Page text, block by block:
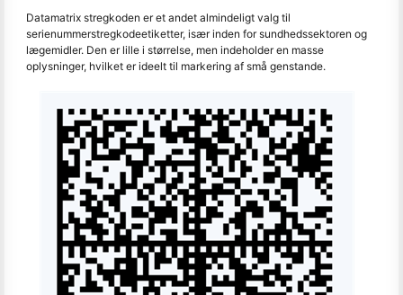
Datamatrix stregkoden er et andet almindeligt valg til
serienummerstregkodeetiketter, især inden for sundhedssektoren og
lægemidler. Den er lille i størrelse, men indeholder en masse
oplysninger, hvilket er ideelt til markering af små genstande.